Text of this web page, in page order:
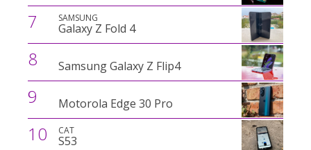
7 SAMSUNG
Galaxy Z Fold 4
8 Samsung Galaxy Z Flip4
9 Motorola Edge 30 Pro
10 CAT
S53